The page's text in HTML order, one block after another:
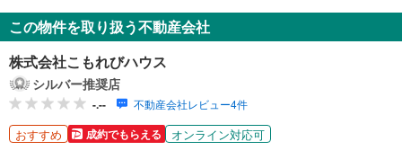
この物件を取り扱う不動産会社
株式会社こもれびハウス
シルバー推奨店
-.-- 不動産会社レビュー4件
おすすめ 成約でもらえる オンライン対応可